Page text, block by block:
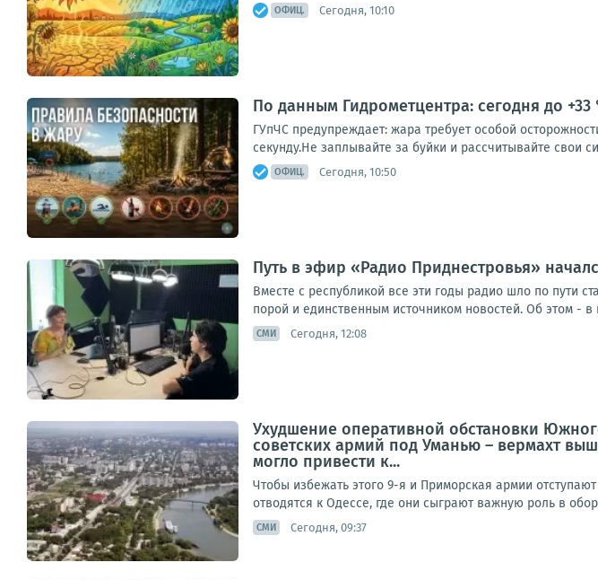
ОФИЦ. Сегодня, 10:10
По данным Гидрометцентра: сегодня до
ГУпЧС предупреждает: жара требует особой
секунду.Не заплывайте за буйки и рассчитывайте свои
ОФИЦ. Сегодня, 10:50
Путь в эфир «Радио Приднестровья»
Вместе с республикой все эти годы радио шло по пути
порой и единственным источником новостей. Об этом -
СМИ Сегодня, 12:08
Ухудшение оперативной обстановки
советских армий под Уманью – вермахт
могло привести к...
Чтобы избежать этого 9-я и Приморская армии
отводятся к Одессе, где они сыграют важную роль в
СМИ Сегодня, 09:37